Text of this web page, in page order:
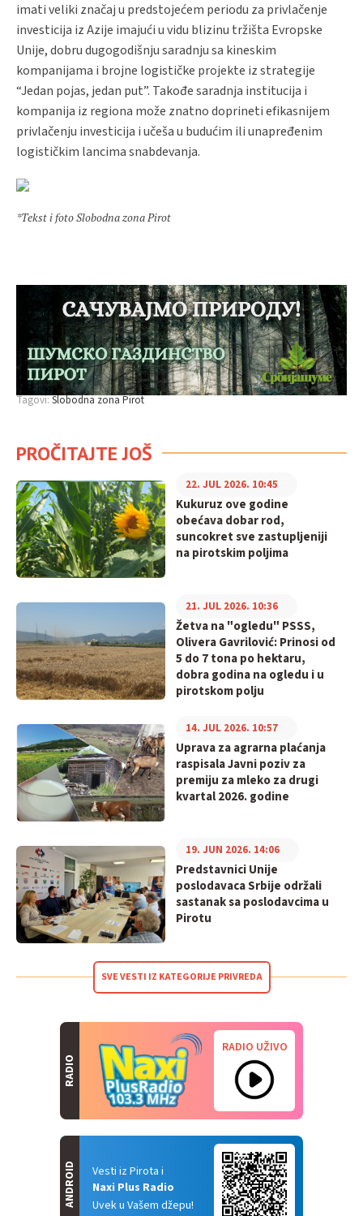
imati veliki značaj u predstojećem periodu za privlačenje
investicija iz Azije imajući u vidu blizinu tržišta Evropske
Unije, dobru dugogodišnju saradnju sa kineskim
kompanijama i brojne logističke projekte iz strategije
“Jedan pojas, jedan put”. Takođe saradnja institucija i
kompanija iz regiona može znatno doprineti efikasnijem
privlačenju investicija i učeša u budućim ili unapređenim
logističkim lancima snabdevanja.
*Tekst i foto Slobodna zona Pirot
Tagovi:Slobodna zona Pirot
PROČITAJTE JOŠ
Kukuruz ove godine
obećava dobar rod,
suncokret sve zastupljeniji
na pirotskim poljima
22. JUL 2026. 10:45
Žetva na "ogledu" PSSS,
Olivera Gavrilović: Prinosi od
5 do 7 tona po hektaru,
dobra godina na ogledu i u
pirotskom polju
21. JUL 2026. 10:36
Uprava za agrarna plaćanja
raspisala Javni poziv za
premiju za mleko za drugi
kvartal 2026. godine
14. JUL 2026. 10:57
Predstavnici Unije
poslodavaca Srbije održali
sastanak sa poslodavcima u
Pirotu
19. JUN 2026. 14:06
SVE VESTI IZ KATEGORIJE PRIVREDA
RADIO
RADIO UŽIVO
Vesti iz Pirota i
Naxi Plus Radio
Uvek u Vašem džepu!
ANDROID